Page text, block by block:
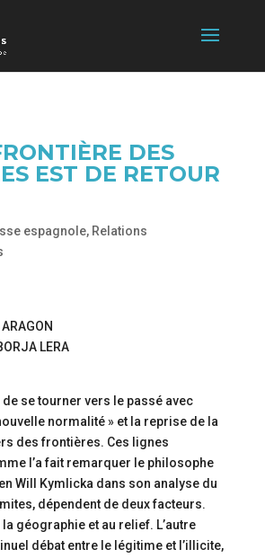
DES
EST DE RETOUR
espagnole, Relations
LERA
de se tourner vers le passé avec
normalité » et la reprise de la
des frontières. Ces lignes
l’a fait remarquer le philosophe
Will Kymlicka dans son analyse du
dépendent de deux facteurs.
la géographie et au relief. L’autre
débat entre le légitime et l’illicite,